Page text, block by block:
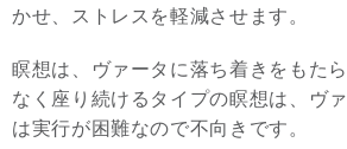
かせ、ストレスを軽減させます。
瞑想は、ヴァータに落ち着きをもた
なく座り続けるタイプの瞑想は、ヴ
は実行が困難なので不向きです。